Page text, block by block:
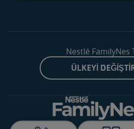
Nestlé FamilyNes
ÜLKEYI